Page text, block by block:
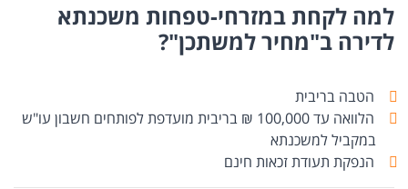
למה לקחת במזרחי-טפחות משכנתא
לדירה ב"מחיר למשתכן"?
הטבה בריבית
הלוואה עד 100,000 ₪
בריבית מועדפת לפותחים חשבון עו"ש
במקביל למשכנתא
הנפקת תעודת זכאות חינם